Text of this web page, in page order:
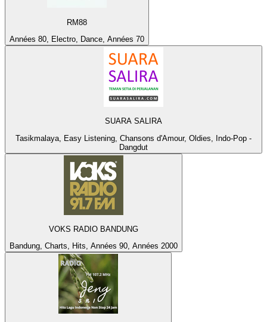
RM88
Années 80, Electro, Dance, Années 70
SUARA SALIRA
Tasikmalaya, Easy Listening, Chansons d'Amour, Oldies, Indo-Pop -
Dangdut
VOKS RADIO BANDUNG
Bandung, Charts, Hits, Années 90, Années 2000